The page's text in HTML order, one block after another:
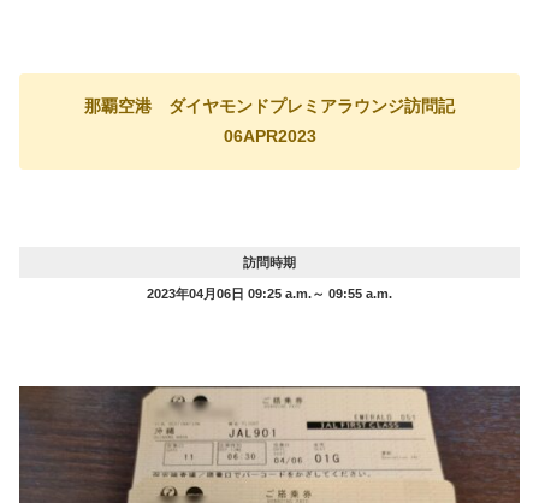
那覇空港 ダイヤモンドプレミアラウンジ訪問記
06APR2023
訪問時期
2023年04月06日 09:25 a.m.～ 09:55 a.m.